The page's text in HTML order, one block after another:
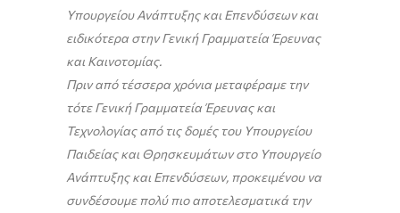
Υπουργείου Ανάπτυξης και Επενδύσεων και
ειδικότερα στην Γενική Γραμματεία Έρευνας
και Καινοτομίας.
Πριν από τέσσερα χρόνια μεταφέραμε την
τότε Γενική Γραμματεία Έρευνας και
Τεχνολογίας από τις δομές του Υπουργείου
Παιδείας και Θρησκευμάτων στο Υπουργείο
Ανάπτυξης και Επενδύσεων, προκειμένου να
συνδέσουμε πολύ πιο αποτελεσματικά την